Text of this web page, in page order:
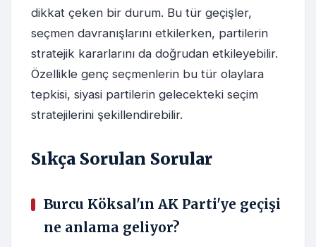
dikkat çeken bir durum. Bu tür geçişler,
seçmen davranışlarını etkilerken, partilerin
stratejik kararlarını da doğrudan etkileyebilir.
Özellikle genç seçmenlerin bu tür olaylara
tepkisi, siyasi partilerin gelecekteki seçim
stratejilerini şekillendirebilir.
Sıkça Sorulan Sorular
Burcu Köksal'ın AK Parti'ye geçişi
ne anlama geliyor?